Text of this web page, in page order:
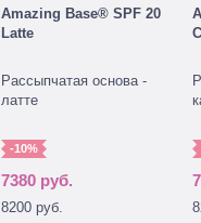
Amazing Base® SPF 20
Latte
Рассыпчатая основа -
латте
-10%
7380 руб.
8200 руб.